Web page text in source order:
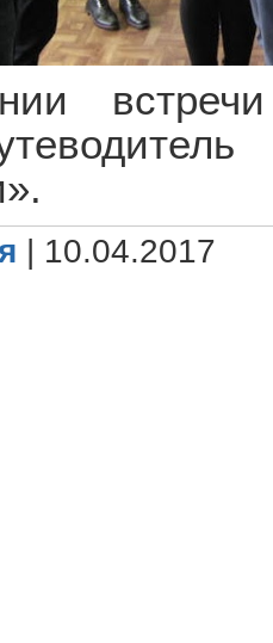
| 10.04.2017